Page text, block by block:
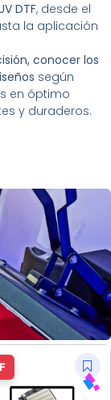
DTF, desde el
la aplicación
conocer los
según
en óptimo
y duraderos.